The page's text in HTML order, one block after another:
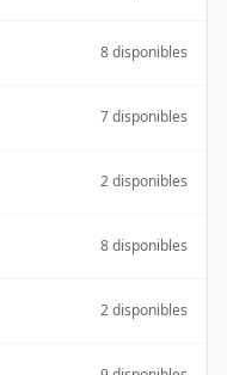
8 disponibles
7 disponibles
2 disponibles
8 disponibles
2 disponibles